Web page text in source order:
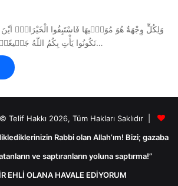
تَكُونُوا يَأْتِ بِكُمُ اللّٰهُ جَم۪يعًاۜ اِنَّ اللّٰهَ عَلٰى كُلِّ شَيْءٍ…
Telif Hakkı 2026, Tüm Hakları Saklıdır |
Rabbi olan Allah’ım! Bizi; gazaba
ve saptıranların yoluna saptırma!”
EHLİ OLANA HAVALE EDİYORUM